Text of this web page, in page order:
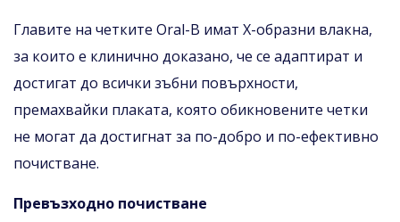
Главите на четките Oral-B имат X-образни влакна,
за които е клинично доказано, че се адаптират и
достигат до всички зъбни повърхности,
премахвайки плаката, която обикновените четки
не могат да достигнат за по-добро и по-ефективно
почистване.
Превъзходно почистване